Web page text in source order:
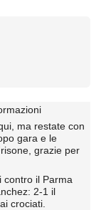
ma restate con
gara e le
grazie per
contro il Parma
2-1 il
crociati.